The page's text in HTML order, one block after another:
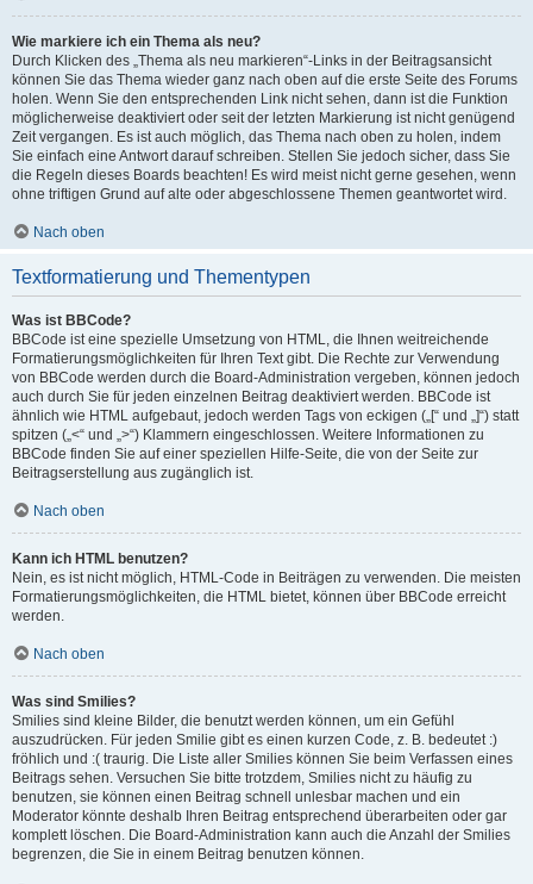
Wie markiere ich ein Thema als neu?
Durch Klicken des „Thema als neu markieren“-Links in der Beitragsansicht
können Sie das Thema wieder ganz nach oben auf die erste Seite des Forums
holen. Wenn Sie den entsprechenden Link nicht sehen, dann ist die Funktion
möglicherweise deaktiviert oder seit der letzten Markierung ist nicht genügend
Zeit vergangen. Es ist auch möglich, das Thema nach oben zu holen, indem
Sie einfach eine Antwort darauf schreiben. Stellen Sie jedoch sicher, dass Sie
die Regeln dieses Boards beachten! Es wird meist nicht gerne gesehen, wenn
ohne triftigen Grund auf alte oder abgeschlossene Themen geantwortet wird.
Nach oben
Textformatierung und Thementypen
Was ist BBCode?
BBCode ist eine spezielle Umsetzung von HTML, die Ihnen weitreichende
Formatierungsmöglichkeiten für Ihren Text gibt. Die Rechte zur Verwendung
von BBCode werden durch die Board-Administration vergeben, können jedoch
auch durch Sie für jeden einzelnen Beitrag deaktiviert werden. BBCode ist
ähnlich wie HTML aufgebaut, jedoch werden Tags von eckigen („[“ und „]“) statt
spitzen („<“ und „>“) Klammern eingeschlossen. Weitere Informationen zu
BBCode finden Sie auf einer speziellen Hilfe-Seite, die von der Seite zur
Beitragserstellung aus zugänglich ist.
Nach oben
Kann ich HTML benutzen?
Nein, es ist nicht möglich, HTML-Code in Beiträgen zu verwenden. Die meisten
Formatierungsmöglichkeiten, die HTML bietet, können über BBCode erreicht
werden.
Nach oben
Was sind Smilies?
Smilies sind kleine Bilder, die benutzt werden können, um ein Gefühl
auszudrücken. Für jeden Smilie gibt es einen kurzen Code, z. B. bedeutet :)
fröhlich und :( traurig. Die Liste aller Smilies können Sie beim Verfassen eines
Beitrags sehen. Versuchen Sie bitte trotzdem, Smilies nicht zu häufig zu
benutzen, sie können einen Beitrag schnell unlesbar machen und ein
Moderator könnte deshalb Ihren Beitrag entsprechend überarbeiten oder gar
komplett löschen. Die Board-Administration kann auch die Anzahl der Smilies
begrenzen, die Sie in einem Beitrag benutzen können.